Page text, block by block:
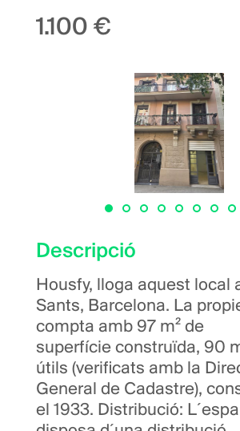
1.100 €
Descripció
Housfy, lloga aquest local
Sants, Barcelona. La
compta amb 97 m² de
superfície construïda, 90
útils (verificats amb la
General de Cadastre),
el 1933. Distribució: